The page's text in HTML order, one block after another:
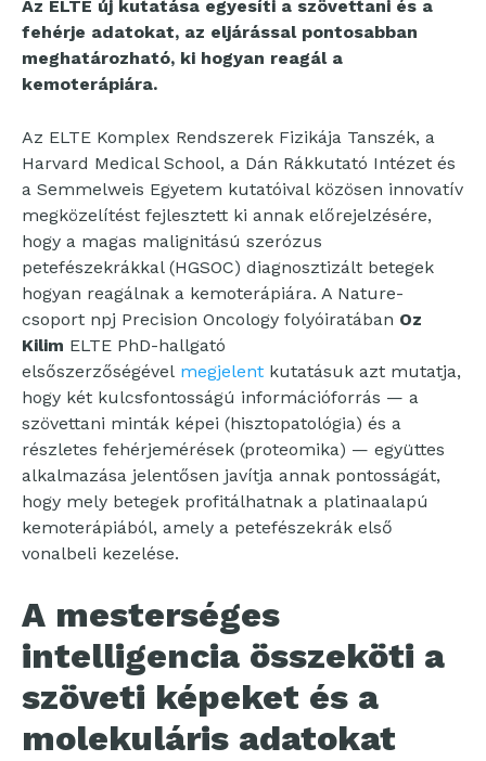
Az ELTE új kutatása egyesíti a szövettani és a
fehérje adatokat, az eljárással pontosabban
meghatározható, ki hogyan reagál a
kemoterápiára.
Az ELTE Komplex Rendszerek Fizikája Tanszék, a
Harvard Medical School, a Dán Rákkutató Intézet és
a Semmelweis Egyetem kutatóival közösen innovatív
megközelítést fejlesztett ki annak előrejelzésére,
hogy a magas malignitású szerózus
petefészekrákkal (HGSOC) diagnosztizált betegek
hogyan reagálnak a kemoterápiára. A Nature-
csoport npj Precision Oncology folyóiratában Oz
Kilim ELTE PhD-hallgató
elsőszerzőségével megjelent kutatásuk azt mutatja,
hogy két kulcsfontosságú információforrás — a
szövettani minták képei (hisztopatológia) és a
részletes fehérjemérések (proteomika) — együttes
alkalmazása jelentősen javítja annak pontosságát,
hogy mely betegek profitálhatnak a platinaalapú
kemoterápiából, amely a petefészekrák első
vonalbeli kezelése.
A mesterséges
intelligencia összeköti a
szöveti képeket és a
molekuláris adatokat